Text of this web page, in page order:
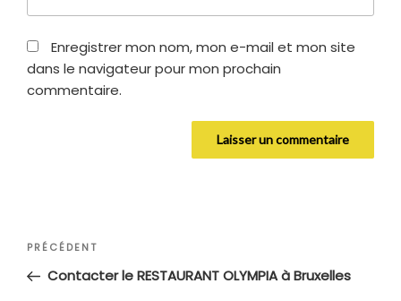
Enregistrer mon nom, mon e-mail et mon site
dans le navigateur pour mon prochain
commentaire.
Navigation
l’article
Article
précédent
PRÉCÉDENT
Contacter le RESTAURANT OLYMPIA à Bruxelles